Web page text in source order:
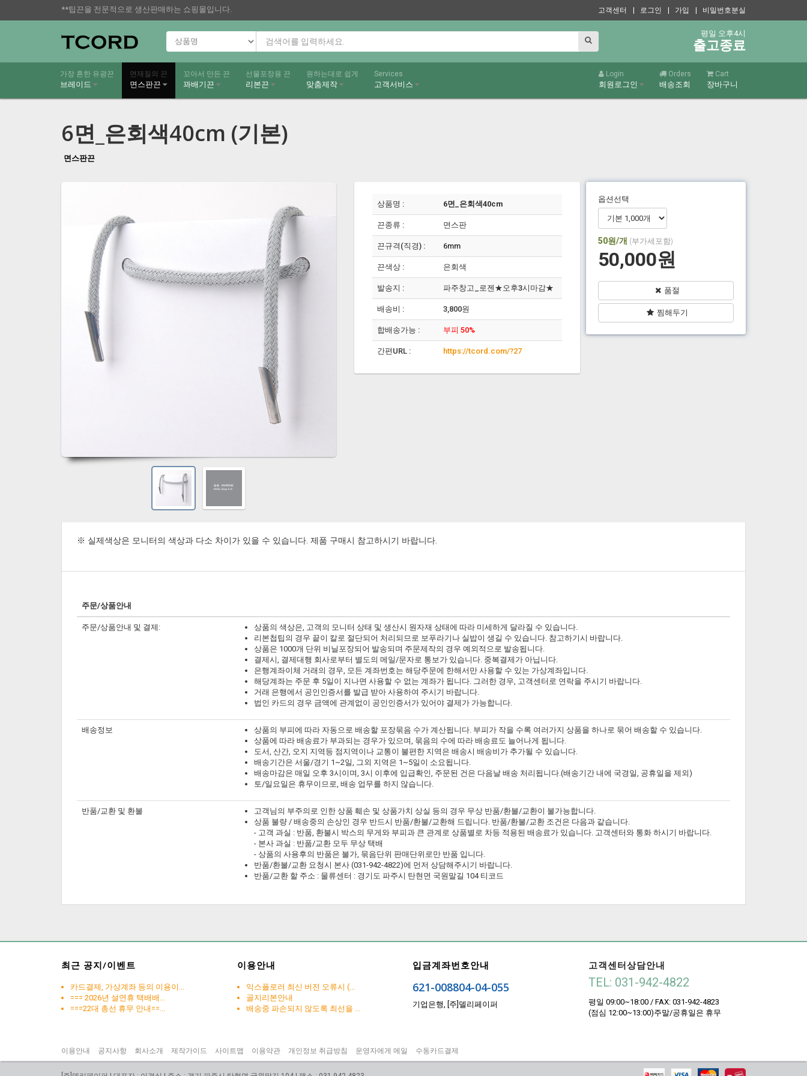
**팁끈을 전문적으로 생산판매하는 쇼핑몰입니다. 고객센터 | 로그인 | 가입 | 비밀번호분실
평일 오후4시
출고종료
가장 흔한 유광끈
브레이드
면재질의 끈
면스판끈
꼬아서 만든 끈
꽈배기끈
선물포장용 끈
리본끈
원하는대로 쉽게
맞춤제작
Services
고객서비스
Login
회원로그인
Orders
배송조회
Cart
장바구니
6면_은회색40cm (기본)
면스판끈
상품명 : 6면_은회색40cm
끈종류 : 면스판
끈규격(직경) : 6mm
끈색상 : 은회색
발송지 : 파주창고_로젠★오후3시마감★
배송비 : 3,800원
합배송가능 : 부피 50%
간편URL : https://tcord.com/?27
옵션선택
50원/개 (부가세포함)
50,000원
품절
찜해두기
※ 실제색상은 모니터의 색상과 다소 차이가 있을 수 있습니다. 제품 구매시 참고하시기 바랍니다.
주문/상품안내
주문/상품안내 및 결제:
상품의 색상은, 고객의 모니터 상태 및 생산시 원자재 상태에 따라 미세하게 달라질 수 있습니다.
리본첩팁의 경우 끝이 칼로 절단되어 처리되므로 보푸라기나 실밥이 생길 수 있습니다. 참고하기시 바랍니다.
상품은 1000개 단위 비닐포장되어 발송되며 주문제작의 경우 예외적으로 발송됩니다.
결제시, 결제대행 회사로부터 별도의 메일/문자로 통보가 있습니다. 중복결제가 아닙니다.
은행계좌이체 거래의 경우, 모든 계좌번호는 해당주문에 한해서만 사용할 수 있는 가상계좌입니다.
해당계좌는 주문 후 5일이 지나면 사용할 수 없는 계좌가 됩니다. 그러한 경우, 고객센터로 연락을 주시기 바랍니다.
거래 은행에서 공인인증서를 발급 받아 사용하여 주시기 바랍니다.
법인 카드의 경우 금액에 관계없이 공인인증서가 있어야 결제가 가능합니다.
배송정보
상품의 부피에 따라 자동으로 배송할 포장묶음 수가 계산됩니다. 부피가 작을 수록 여러가지 상품을 하나로 묶어 배송할 수 있습니다.
상품에 따라 배송료가 부과되는 경우가 있으며, 묶음의 수에 따라 배송료도 늘어나게 됩니다.
도서, 산간, 오지 지역등 점지역이나 교통이 불편한 지역은 배송시 배송비가 추가될 수 있습니다.
배송기간은 서울/경기 1~2일, 그외 지역은 1~5일이 소요됩니다.
배송마감은 매일 오후 3시이며, 3시 이후에 입급확인, 주문된 건은 다음날 배송 처리됩니다.(배송기간 내에 국경일, 공휴일을 제외)
토/일요일은 휴무이므로, 배송 업무를 하지 않습니다.
반품/교환 및 환불
고객님의 부주의로 인한 상품 훼손 및 상품가치 상실 등의 경우 무상 반품/환불/교환이 불가능합니다.
상품 불량 / 배송중의 손상인 경우 반드시 반품/환불/교환해 드립니다. 반품/환불/교환 조건은 다음과 같습니다.
- 고객 과실 : 반품, 환불시 박스의 무게와 부피과 큰 관계로 상품별로 차등 적용된 배송료가 있습니다. 고객센터와 통화 하시기 바랍니다.
- 본사 과실 : 반품/교환 모두 무상 택배
- 상품의 사용후의 반품은 불가, 묶음단위 판매단위로만 반품 입니다.
반품/환불/교환 요청시 본사 (031-942-4822)에 먼저 상담해주시기 바랍니다.
반품/교환 할 주소 : 물류센터 : 경기도 파주시 탄현면 국원말길 104 티코드
최근 공지/이벤트
카드결제, 가상계좌 등의 이용이...
=== 2026년 설연휴 택배배...
===22대 총선 휴무 안내==...
이용안내
익스플로러 최신 버전 오류시 (...
골지리본안내
배송중 파손되지 않도록 최선을 ...
입금계좌번호안내
621-008804-04-055
기업은행, [주]델리페이퍼
고객센터상담안내
TEL: 031-942-4822
평일 09:00~18:00 / FAX: 031-942-4823
(점심 12:00~13:00)주말/공휴일은 휴무
이용안내 공지사항 회사소개 제작가이드 사이트맵 이용약관 개인정보 취급방침 운영자에게 메일 수동카드결제